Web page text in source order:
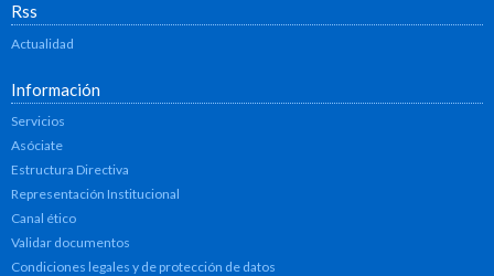
Rss
Actualidad
Información
Servicios
Asóciate
Estructura Directiva
Representación Institucional
Canal ético
Validar documentos
Condiciones legales y de protección de datos